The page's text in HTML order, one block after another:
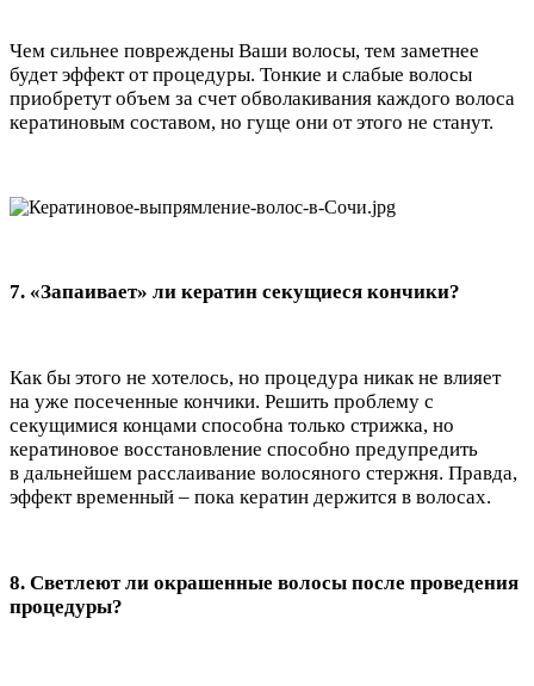
Чем сильнее повреждены Ваши волосы, тем заметнее
будет эффект от процедуры. Тонкие и слабые волосы
приобретут объем за счет обволакивания каждого волоса
кератиновым составом, но гуще они от этого не станут.
7. «Запаивает» ли кератин секущиеся кончики?
Как бы этого не хотелось, но процедура никак не влияет
на уже посеченные кончики. Решить проблему с
секущимися концами способна только стрижка, но
кератиновое восстановление способно предупредить
в дальнейшем расслаивание волосяного стержня. Правда,
эффект временный – пока кератин держится в волосах.
8. Светлеют ли окрашенные волосы после проведения
процедуры?